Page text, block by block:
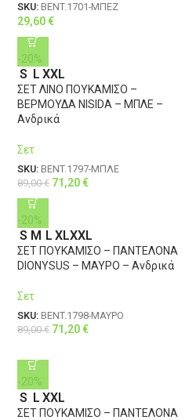
SKU: BENT.1701-ΜΠΕΖ
29,60€
-20%
S L XXL
ΣΕΤ ΛΙΝΟ ΠΟΥΚΑΜΙΣΟ –
ΒΕΡΜΟΥΔΑ NISIDA – ΜΠΛΕ –
Ανδρικά
Σετ
SKU: BENT.1797-ΜΠΛΕ
89,00€ 71,20€
-20%
S M L XLXXL
ΣΕΤ ΠΟΥΚΑΜΙΣΟ – ΠΑΝΤΕΛΟΝΑ
DIONYSUS – ΜΑΥΡΟ – Ανδρικά
Σετ
SKU: BENT.1798-ΜΑΥΡΟ
89,00€ 71,20€
-20%
S L XXL
ΣΕΤ ΠΟΥΚΑΜΙΣΟ – ΠΑΝΤΕΛΟΝΑ